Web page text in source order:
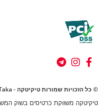
© כל הזכויות שמורות טיקיטקה - Tiki Taka
טיקיטקה משווקת כרטיסים בשוק